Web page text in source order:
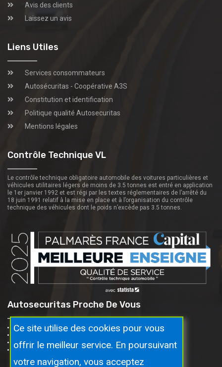
Avis des clients
Laissez un avis
Liens Utiles
Services consommateurs
Autosécuritas - Coopérative A3S
Constitution et identification
Politique qualité Autosecuritas
Mentions légales
Contrôle Technique VL
Le contrôle technique obligatoire automobile des voitures particulières et
véhicules utilitaires légers de moins de 3.5 tonnes est entré en application
le 1er janvier 1992 et est régi par les textes réglementaires de l’arrêté du
18 juin 1991 relatif à la mise en place et à l’organisation du contrôle
technique des véhicules dont le poids n’excède pas 3.5 tonnes.
Autosecuritas Proche De Vous
Taninges
Marignier
Ce site utilise des cookies pour vous
offrir le meilleur service. En poursuivant
votre navigation, vous acceptez